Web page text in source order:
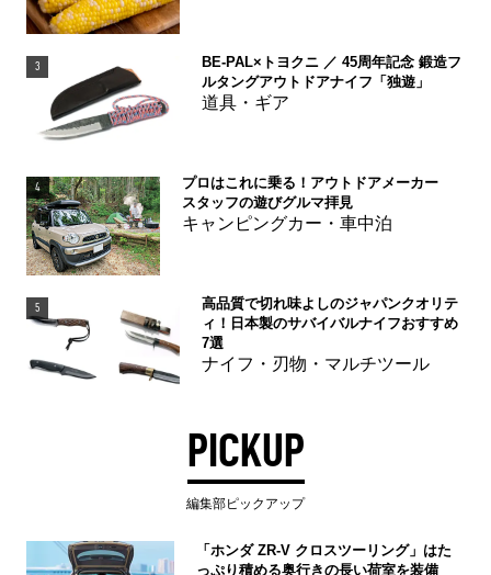
3
BE-PAL×トヨクニ ／ 45周年記念 鍛造フ
ルタングアウトドアナイフ「独遊」
道具・ギア
4
プロはこれに乗る！アウトドアメーカー
スタッフの遊びグルマ拝見
キャンピングカー・車中泊
5
高品質で切れ味よしのジャパンクオリテ
ィ！日本製のサバイバルナイフおすすめ
7選
ナイフ・刃物・マルチツール
PICKUP
編集部ピックアップ
「ホンダ ZR-V クロスツーリング」はた
っぷり積める奥行きの長い荷室を装備